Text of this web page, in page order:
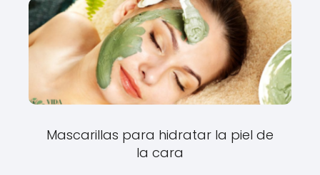
Mascarillas para hidratar la piel de
la cara